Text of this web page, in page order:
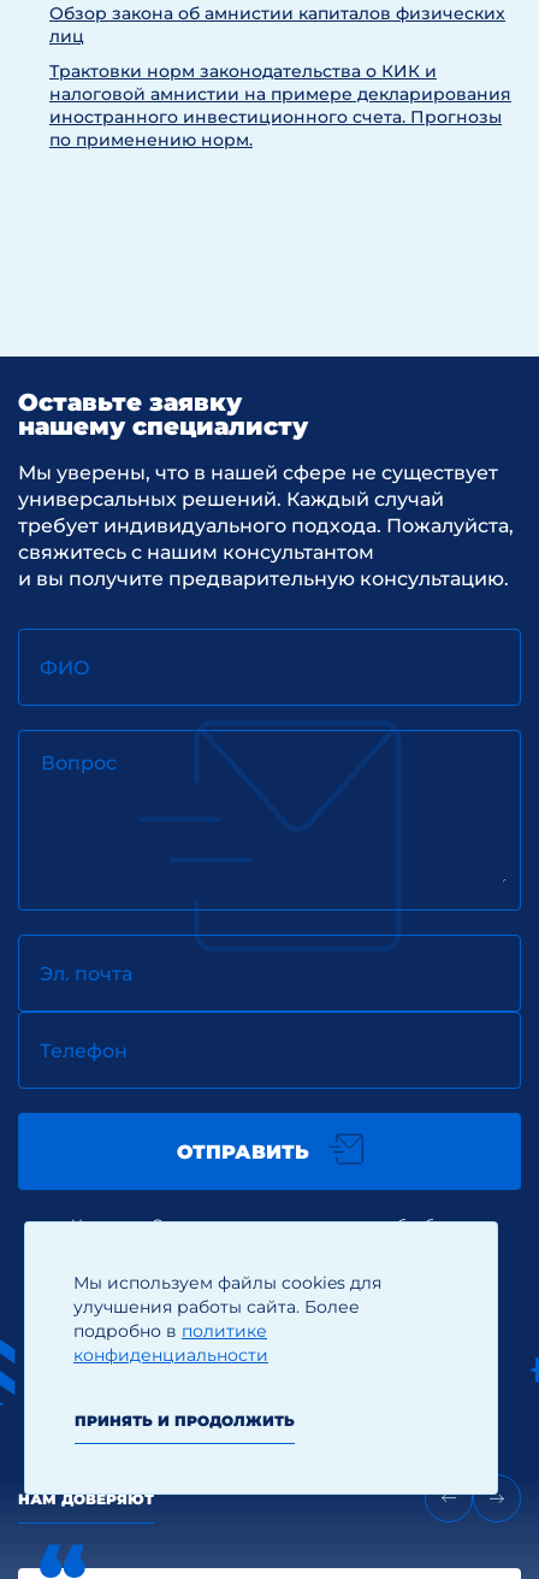
Мы используем файлы cookies для
улучшения работы сайта. Более
подробно в политике
конфиденциальности
ПРИНЯТЬ И ПРОДОЛЖИТЬ
Обзор закона об амнистии капиталов физических
лиц
Трактовки норм законодательства о КИК и
налоговой амнистии на примере декларирования
иностранного инвестиционного счета. Прогнозы
по применению норм.
Оставьте заявку
нашему специалисту
Мы уверены, что в нашей сфере не существует
универсальных решений. Каждый случай
требует индивидуального подхода. Пожалуйста,
свяжитесь с нашим консультантом
и вы получите предварительную консультацию.
ФИО
Вопрос
Эл. почта
Телефон
ОТПРАВИТЬ
Нажимая «Отправить», я даю согласие на обработку
НАМ ДОВЕРЯЮТ